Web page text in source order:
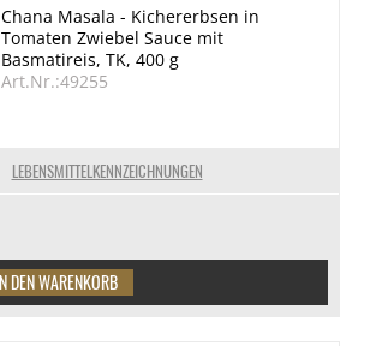
LEBENSMITTELKENNZEICHNUNGEN
Chana Masala - Kichererbsen in
Tomaten Zwiebel Sauce mit
Basmatireis, TK, 400 g
Art.Nr.:49255